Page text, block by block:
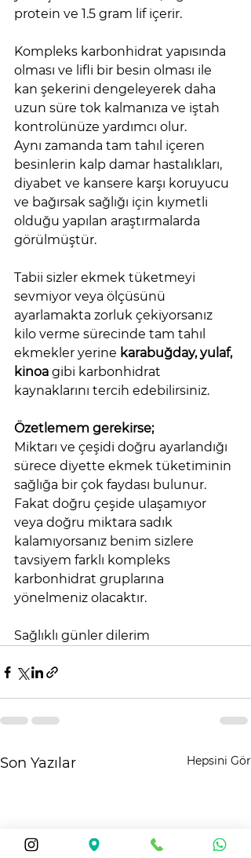
protein ve 1.5 gram lif içerir.
Kompleks karbonhidrat yapısında
olması ve lifli bir besin olması ile
kan şekerini dengeleyerek daha
uzun süre tok kalmanıza ve iştah
kontrolünüze yardımcı olur.
Aynı zamanda tam tahıl içeren
besinlerin kalp damar hastalıkları,
diyabet ve kansere karşı koruyucu
ve bağırsak sağlığı için kıymetli
olduğu yapılan araştırmalarda
görülmüştür.
Tabii sizler ekmek tüketmeyi
sevmiyor veya ölçüsünü
ayarlamakta zorluk çekiyorsanız
kilo verme sürecinde tam tahıl
ekmekler yerine karabuğday, yulaf,
kinoa gibi karbonhidrat
kaynaklarını tercih edebilirsiniz.
Özetlemem gerekirse;
Miktarı ve çeşidi doğru ayarlandığı
sürece diyette ekmek tüketiminin
sağlığa bir çok faydası bulunur.
Fakat doğru çeşide ulaşamıyor
veya doğru miktara sadık
kalamıyorsanız benim sizlere
tavsiyem farklı kompleks
karbonhidrat gruplarına
yönelmeniz olacaktır.
Sağlıklı günler dilerim
Son Yazılar Hepsini Gör